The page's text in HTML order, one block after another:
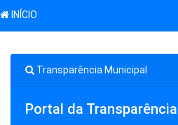
INÍCIO
Transparência Municipal
Portal da Transparência